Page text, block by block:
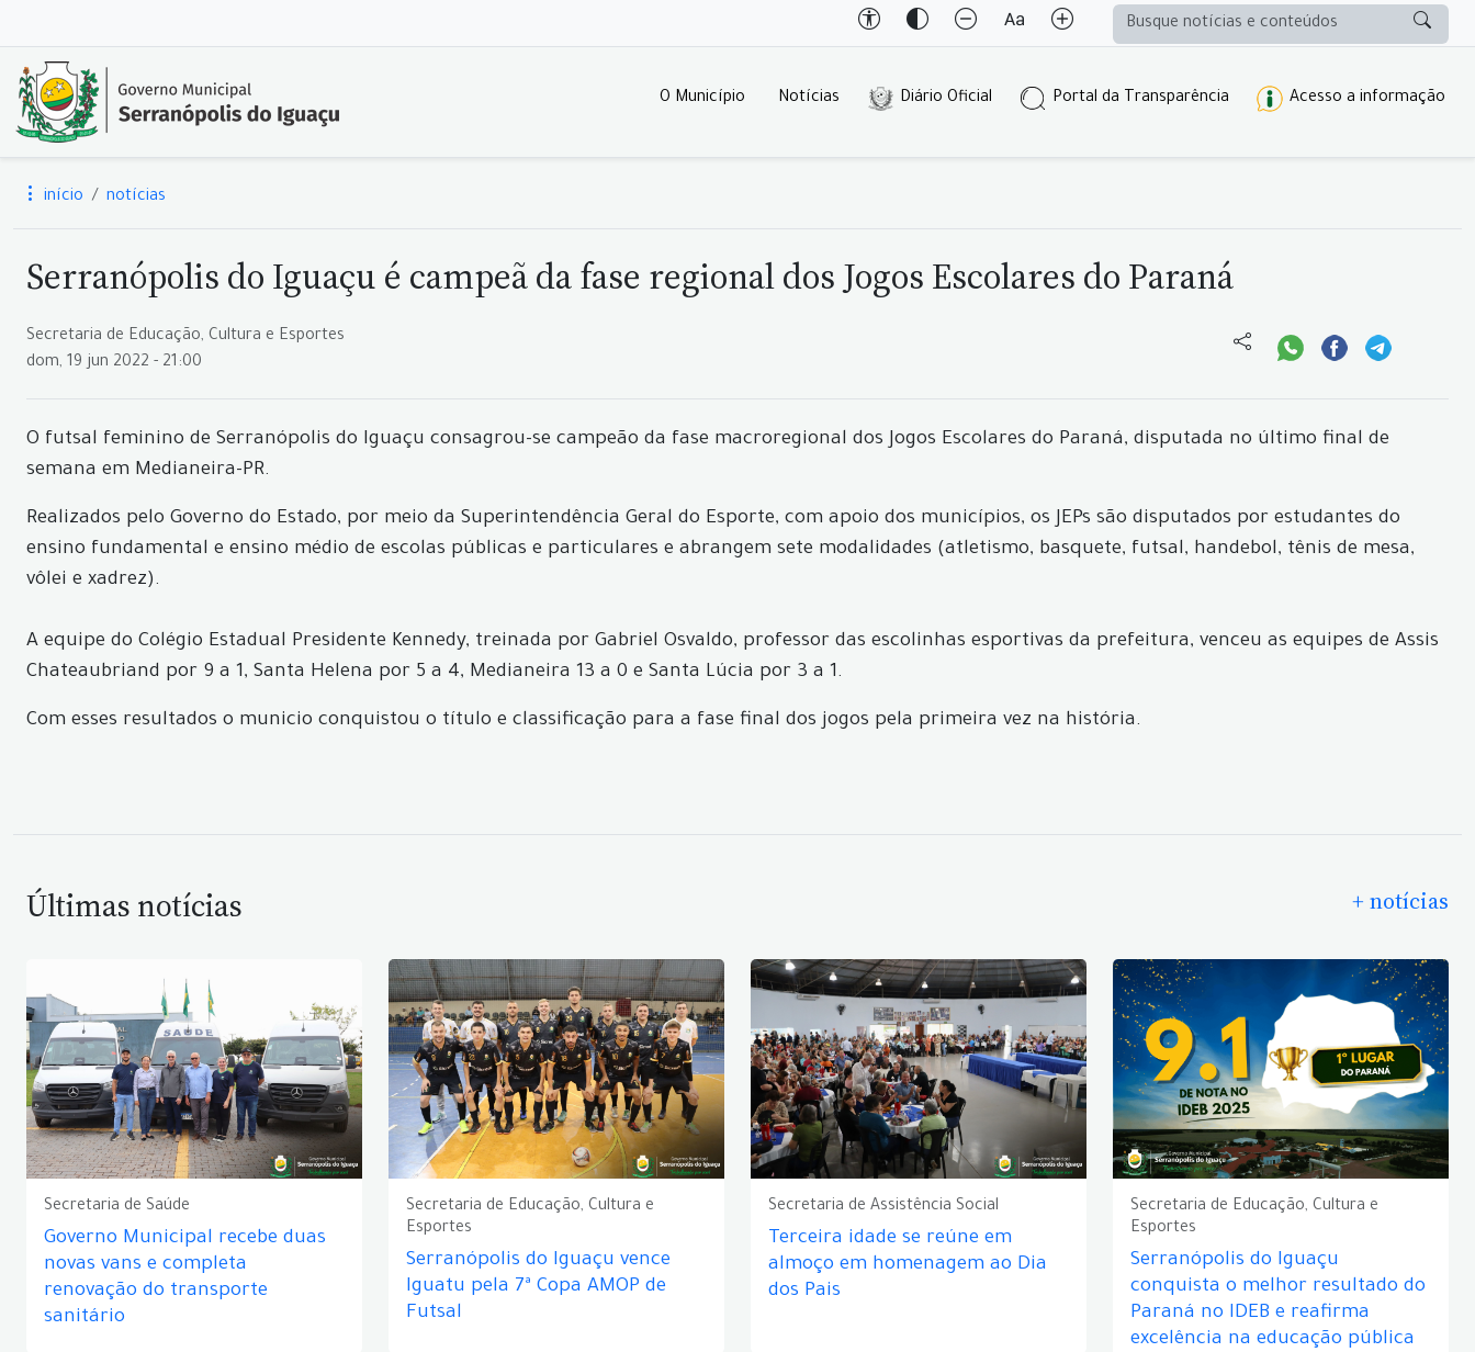
O Município Notícias Diário Oficial Portal da Transparência Acesso a informação
início notícias
Serranópolis do Iguaçu é campeã da fase regional dos Jogos Escolares do Paraná
Secretaria de Educação, Cultura e Esportes
dom, 19 jun 2022 - 21:00
O futsal feminino de Serranópolis do Iguaçu consagrou-se campeão da fase macroregional dos Jogos Escolares do Paraná, disputada no último final de
semana em Medianeira-PR.
Realizados pelo Governo do Estado, por meio da Superintendência Geral do Esporte, com apoio dos municípios, os JEPs são disputados por estudantes do
ensino fundamental e ensino médio de escolas públicas e particulares e abrangem sete modalidades (atletismo, basquete, futsal, handebol, tênis de mesa,
vôlei e xadrez).
A equipe do Colégio Estadual Presidente Kennedy, treinada por Gabriel Osvaldo, professor das escolinhas esportivas da prefeitura, venceu as equipes de Assis
Chateaubriand por 9 a 1, Santa Helena por 5 a 4, Medianeira 13 a 0 e Santa Lúcia por 3 a 1.
Com esses resultados o municio conquistou o título e classificação para a fase final dos jogos pela primeira vez na história.
Últimas notícias + notícias
Secretaria de Saúde
Governo Municipal recebe duas
novas vans e completa
renovação do transporte
sanitário
Secretaria de Educação, Cultura e
Esportes
Serranópolis do Iguaçu vence
Iguatu pela 7ª Copa AMOP de
Futsal
Secretaria de Assistência Social
Terceira idade se reúne em
almoço em homenagem ao Dia
dos Pais
Secretaria de Educação, Cultura e
Esportes
Serranópolis do Iguaçu
conquista o melhor resultado do
Paraná no IDEB e reafirma
excelência na educação pública